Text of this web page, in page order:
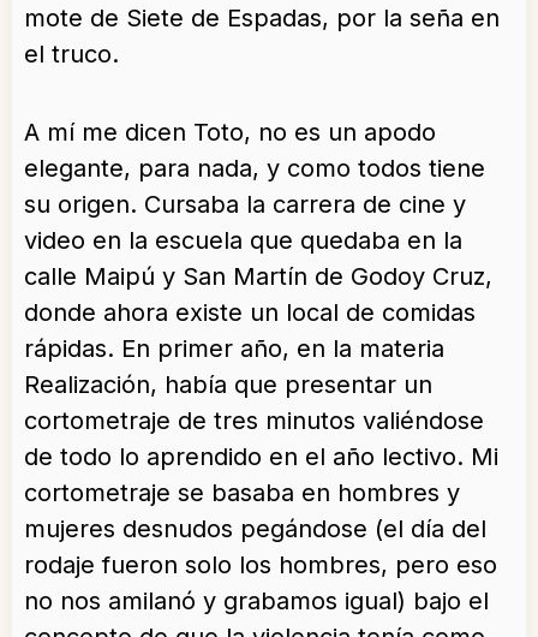
mote de Siete de Espadas, por la seña en
el truco.
A mí me dicen Toto, no es un apodo
elegante, para nada, y como todos tiene
su origen. Cursaba la carrera de cine y
video en la escuela que quedaba en la
calle Maipú y San Martín de Godoy Cruz,
donde ahora existe un local de comidas
rápidas. En primer año, en la materia
Realización, había que presentar un
cortometraje de tres minutos valiéndose
de todo lo aprendido en el año lectivo. Mi
cortometraje se basaba en hombres y
mujeres desnudos pegándose (el día del
rodaje fueron solo los hombres, pero eso
no nos amilanó y grabamos igual) bajo el